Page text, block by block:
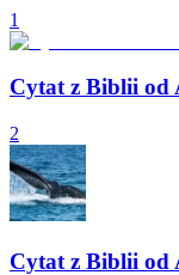
1
Cytat z Biblii od
2
Cytat z Biblii od